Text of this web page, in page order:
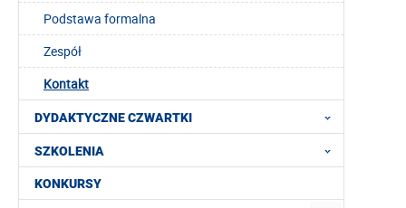
Podstawa formalna
Zespół
Kontakt
DYDAKTYCZNE CZWARTKI
SZKOLENIA
KONKURSY